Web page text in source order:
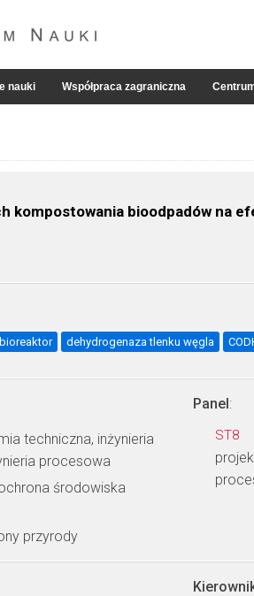
nauki Współpraca zagraniczna
kompostowania bioodpadów na
bioreaktor dehydrogenaza tlenku węgla
techniczna, inżynieria
procesowa
środowiska
przyrody
Panel:
ST8